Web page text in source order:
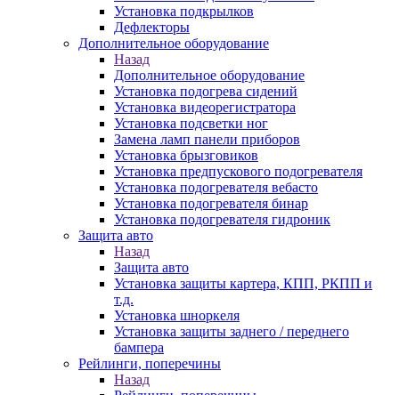
Установка подкрылков
Дефлекторы
Дополнительное оборудование
Назад
Дополнительное оборудование
Установка подогрева сидений
Установка видеорегистратора
Установка подсветки ног
Замена ламп панели приборов
Установка брызговиков
Установка предпускового подогревателя
Установка подогревателя вебасто
Установка подогревателя бинар
Установка подогревателя гидроник
Защита авто
Назад
Защита авто
Установка защиты картера, КПП, РКПП и
т.д.
Установка шноркеля
Установка защиты заднего / переднего
бампера
Рейлинги, поперечины
Назад